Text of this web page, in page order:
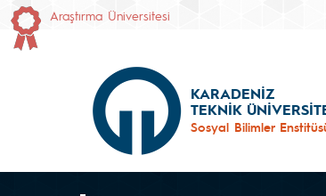
Araştırma Üniversitesi
KARADENİZ
TEKNİK
Sosyal Bilimler